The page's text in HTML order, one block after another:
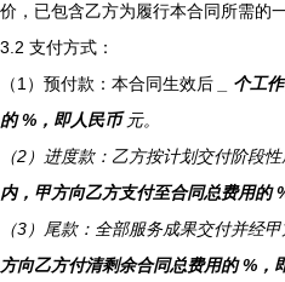
价，已包含乙方为履行本合同所需的
3.2 支付方式：
（1）预付款：本合同生效后
_ 个工
的%，即人民币元。
（2）进度款：乙方按计划交付阶段
内，甲方向乙方支付至合同总费用的
（3）尾款：全部服务成果交付并经
方向乙方付清剩余合同总费用的%，